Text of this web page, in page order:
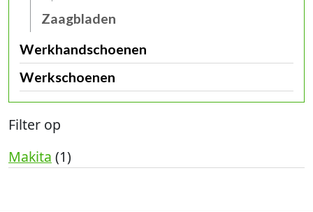
Zaagbladen
Werkhandschoenen
Werkschoenen
Filter op
Makita (1)